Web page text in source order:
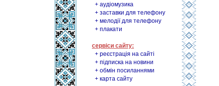
+ аудіомузика
+ заставки для телефону
+ мелодії для телефону
+ плакати
сервіси сайту:
+ реєстрація на сайті
+ підписка на новини
+ обмін посиланнями
+ карта сайту